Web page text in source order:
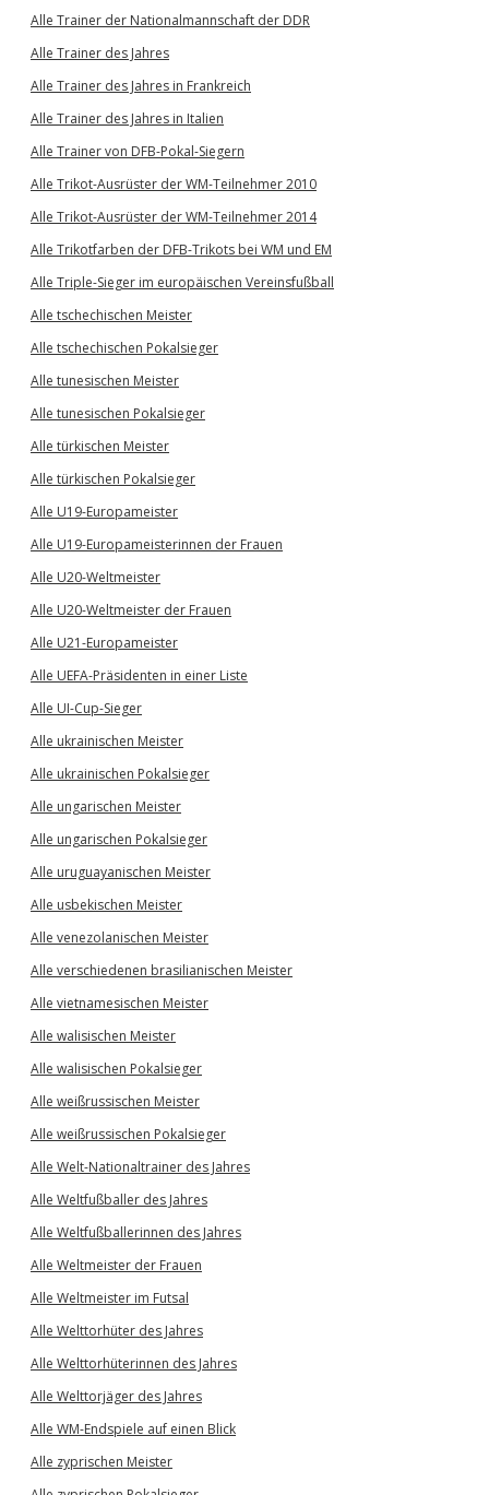
Alle Trainer der Nationalmannschaft der DDR
Alle Trainer des Jahres
Alle Trainer des Jahres in Frankreich
Alle Trainer des Jahres in Italien
Alle Trainer von DFB-Pokal-Siegern
Alle Trikot-Ausrüster der WM-Teilnehmer 2010
Alle Trikot-Ausrüster der WM-Teilnehmer 2014
Alle Trikotfarben der DFB-Trikots bei WM und EM
Alle Triple-Sieger im europäischen Vereinsfußball
Alle tschechischen Meister
Alle tschechischen Pokalsieger
Alle tunesischen Meister
Alle tunesischen Pokalsieger
Alle türkischen Meister
Alle türkischen Pokalsieger
Alle U19-Europameister
Alle U19-Europameisterinnen der Frauen
Alle U20-Weltmeister
Alle U20-Weltmeister der Frauen
Alle U21-Europameister
Alle UEFA-Präsidenten in einer Liste
Alle UI-Cup-Sieger
Alle ukrainischen Meister
Alle ukrainischen Pokalsieger
Alle ungarischen Meister
Alle ungarischen Pokalsieger
Alle uruguayanischen Meister
Alle usbekischen Meister
Alle venezolanischen Meister
Alle verschiedenen brasilianischen Meister
Alle vietnamesischen Meister
Alle walisischen Meister
Alle walisischen Pokalsieger
Alle weißrussischen Meister
Alle weißrussischen Pokalsieger
Alle Welt-Nationaltrainer des Jahres
Alle Weltfußballer des Jahres
Alle Weltfußballerinnen des Jahres
Alle Weltmeister der Frauen
Alle Weltmeister im Futsal
Alle Welttorhüter des Jahres
Alle Welttorhüterinnen des Jahres
Alle Welttorjäger des Jahres
Alle WM-Endspiele auf einen Blick
Alle zyprischen Meister